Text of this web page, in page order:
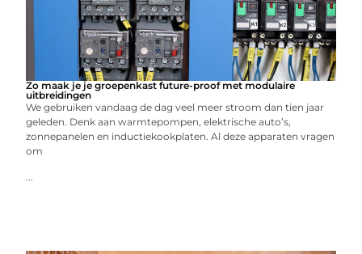
Zo maak je je groepenkast future-proof met modulaire
uitbreidingen
We gebruiken vandaag de dag veel meer stroom dan tien jaar
geleden. Denk aan warmtepompen, elektrische auto’s,
zonnepanelen en inductiekookplaten. Al deze apparaten vragen
om
...